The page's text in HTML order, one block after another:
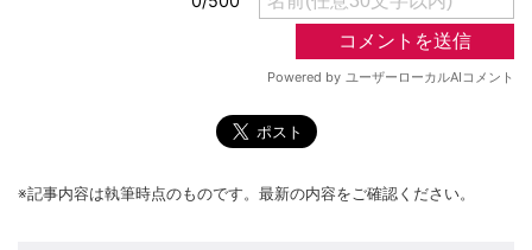
※記事内容は執筆時点のものです。最新の内容をご確認ください。